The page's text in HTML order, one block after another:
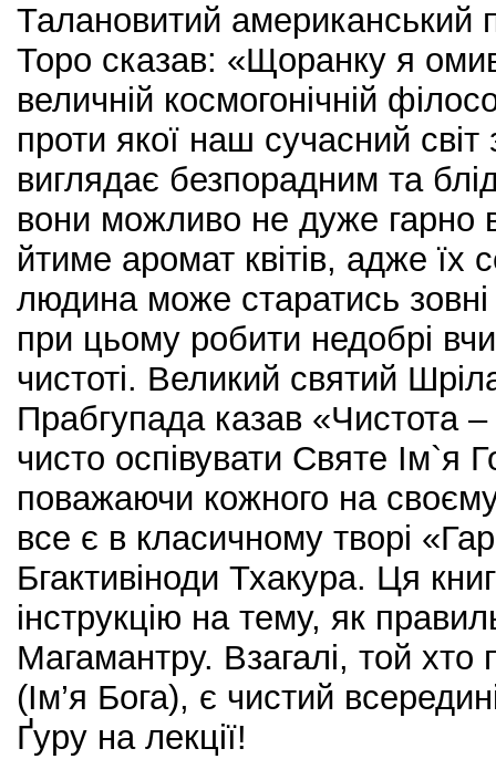
Талановитий американський
Торо сказав: «Щоранку я
величній космогонічній
проти якої наш сучасний світ
виглядає безпорадним та
вони можливо не дуже гарно
йтиме аромат квітів, адже їх
людина може старатись зовні
при цьому робити недобрі
чистоті. Великий святий
Прабгупада казав «Чистота
чисто оспівувати Святе Ім`я
поважаючи кожного на
все є в класичному творі
Бгактивіноди Тхакура. Ця
інструкцію на тему, як
Магамантру. Взагалі, той
(Ім’я Бога), є чистий
Ґуру на лекції!